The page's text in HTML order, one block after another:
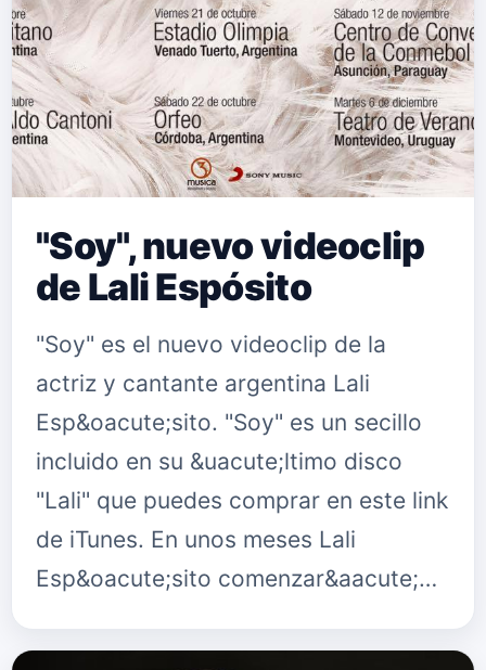
"Soy", nuevo videoclip
de Lali Espósito
"Soy" es el nuevo videoclip de la
actriz y cantante argentina Lali
Esp&oacute;sito. "Soy" es un secillo
incluido en su &uacute;ltimo disco
"Lali" que puedes comprar en este link
de iTunes. En unos meses Lali
Esp&oacute;sito comenzar&aacute;…